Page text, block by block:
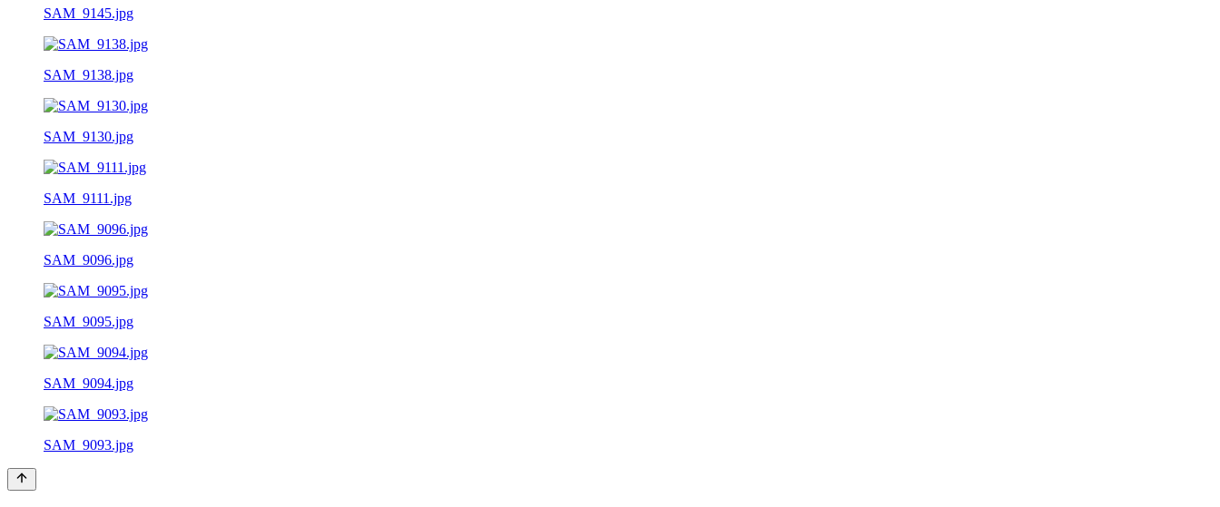
SAM_9145.jpg
SAM_9138.jpg
SAM_9130.jpg
SAM_9111.jpg
SAM_9096.jpg
SAM_9095.jpg
SAM_9094.jpg
SAM_9093.jpg